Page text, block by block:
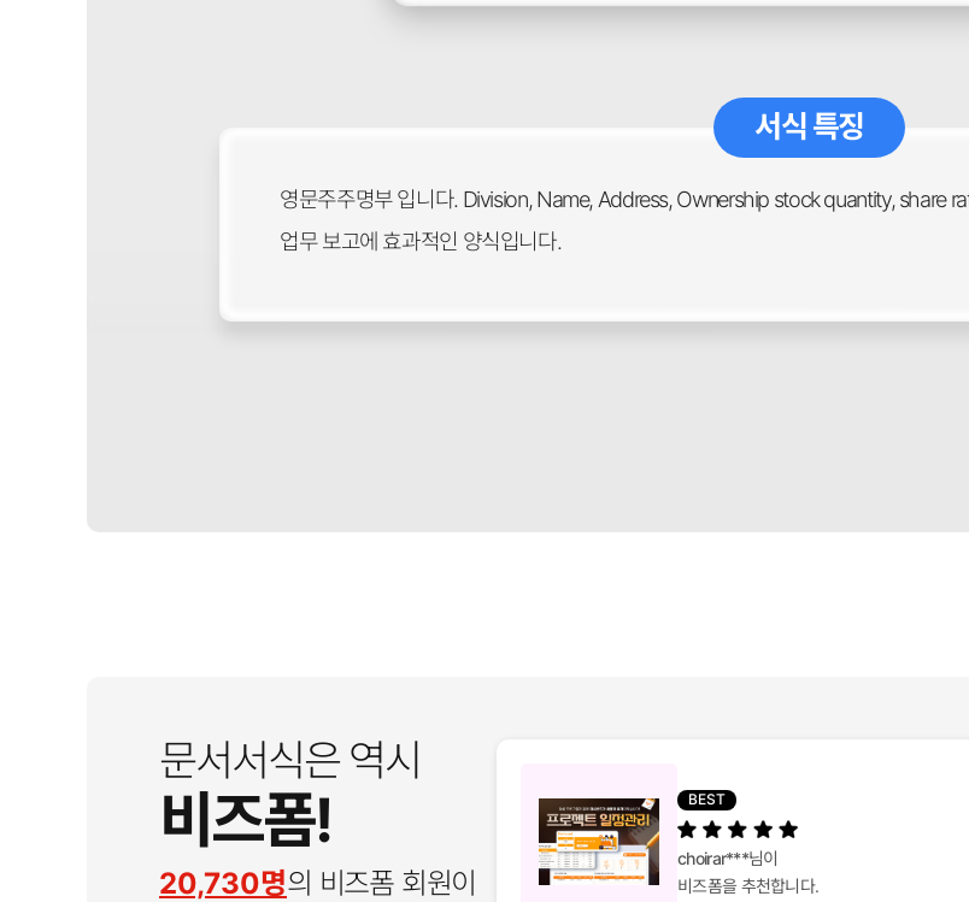
서식 특징
영문주주명부 입니다. Division, Name, Address, Ownership stock quantity, share
업무 보고에 효과적인 양식입니다.
문서서식은 역시
비즈폼!
20,730명의 비즈폼 회원이
BEST
choirar***님이
비즈폼을 추천합니다.